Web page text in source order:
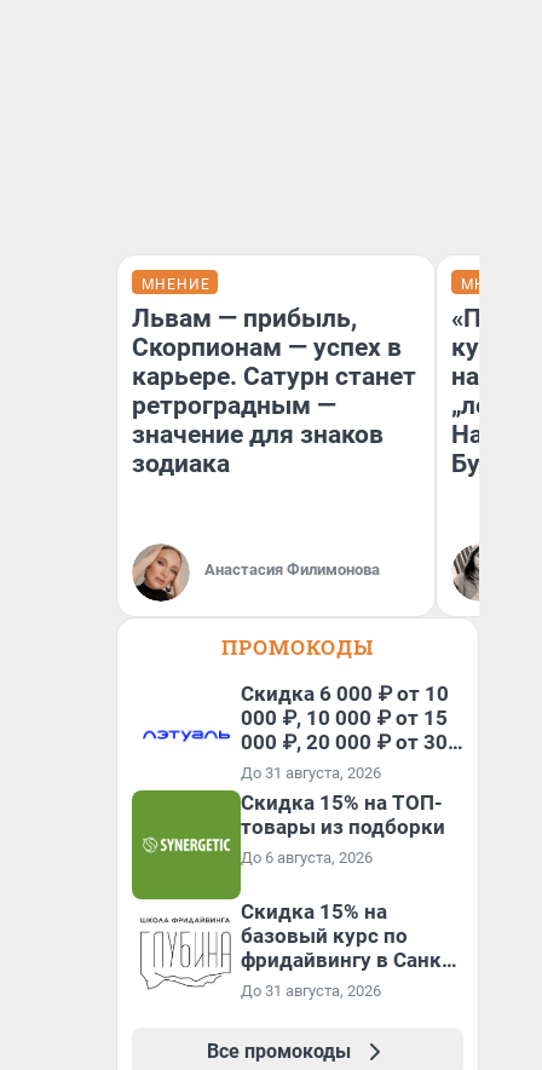
МНЕНИЕ
Львам — прибыль,
Скорпионам — успех в
карьере. Сатурн станет
ретроградным —
значение для знаков
зодиака
Анастасия Филимонова
МНЕНИЕ
«Пласт
На
ПРОМОКОДЫ
Скидка 6 000 ₽ от 10
000 ₽, 10 000 ₽ от 15
000 ₽, 20 000 ₽ от 30
000 ₽ и 35 000 ₽ от 50
000 ₽ на первый и все
повторные заказы по
промокоду НАБЕРИ
До 31 августа, 2026
Скидка 15% на ТОП-
товары из подборки
До 6 августа, 2026
Скидка 15% на
базовый курс по
фридайвингу в Санкт-
Петербурге
До 31 августа, 2026
Все промокоды